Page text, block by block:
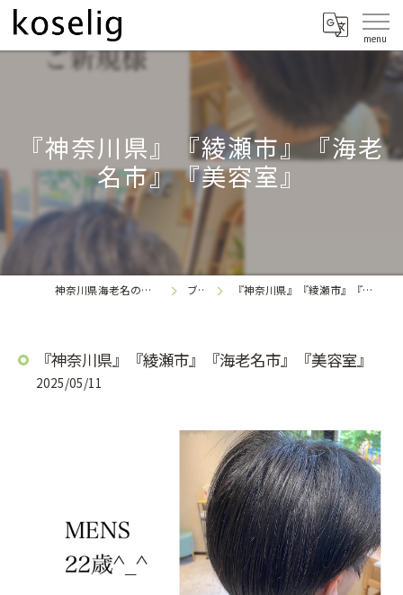
『神奈川県』『綾瀬市』『海老
名市』『美容室』
神奈川県海老名の美容室なら koselig
ブログ 『神奈川県』『綾瀬市』『海老名市』『美容室』
『神奈川県』『綾瀬市』『海老名市』『美容室』
2025/05/11